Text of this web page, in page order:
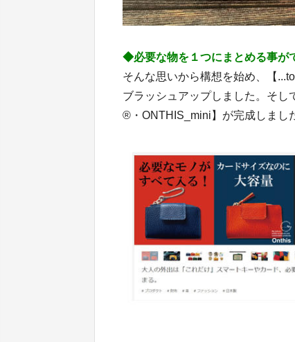
◆必要な物を１つにまとめる事が
そんな思いから構想を始め、【
ブラッシュアップしました。そし
®・ONTHIS_mini】が完成しまし